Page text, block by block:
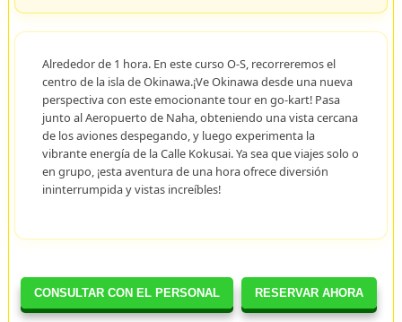
CONSULTAR CON EL PERSONAL RESERVAR AHORA
Alrededor de 1 hora. En este curso O-S, recorreremos el
centro de la isla de Okinawa.¡Ve Okinawa desde una nueva
perspectiva con este emocionante tour en go-kart! Pasa
junto al Aeropuerto de Naha, obteniendo una vista cercana
de los aviones despegando, y luego experimenta la
vibrante energía de la Calle Kokusai. Ya sea que viajes solo o
en grupo, ¡esta aventura de una hora ofrece diversión
ininterrumpida y vistas increíbles!